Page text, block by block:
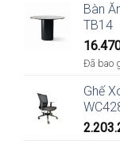
Bàn
TB14
Đã bao
Ghế